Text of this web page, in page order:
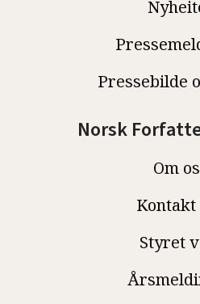
Pressebilde
Norsk
Om
Kontakt
Styret